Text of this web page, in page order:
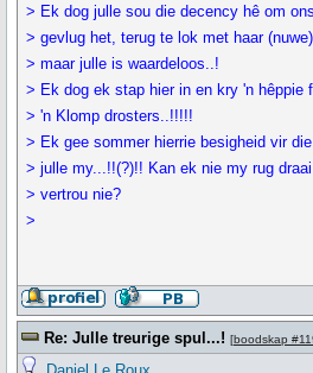
> Ek dog julle sou die decency hê om
> gevlug het, terug te lok met haar
> maar julle is waardeloos..!
> Ek dog ek stap hier in en kry 'n hêppie
> 'n Klomp drosters..!!!!!
> Ek gee sommer hierrie besigheid vir
> julle my...!!(?)!! Kan ek nie my rug
> vertrou nie?
>
Re: Julle treurige spul...! [boodskap